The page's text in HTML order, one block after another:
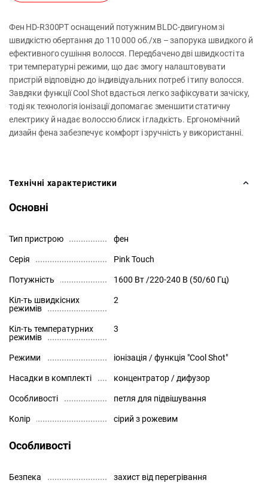
Фен HD-R300PT оснащений потужним BLDC-двигуном зі
швидкістю обертання до 110 000 об./хв – запорука швидкого й
ефективного сушіння волосся. Передбачено дві швидкості та
три температурні режими, що дає змогу налаштовувати
пристрій відповідно до індивідуальних потреб і типу волосся.
Завдяки функції Cool Shot вдасться легко зафіксувати зачіску,
тоді як технологія іонізації допомагає зменшити статичну
електрику й надає волоссю блиск і гладкість. Ергономічний
дизайн фена забезпечує комфорт і зручність у використанні.
Технічні характеристики
Основні
Тип пристрою фен
Серія Pink Touch
Потужність 1600 Вт /220-240 В (50/60 Гц)
Кіл-ть швидкісних
режимів
2
Кіл-ть температурних
режимів
3
Режими іонізація / функція "Cool Shot"
Насадки в комплекті концентратор / дифузор
Особливості петля для підвішування
Колір сірий з рожевим
Особливості
Безпека захист від перегрівання